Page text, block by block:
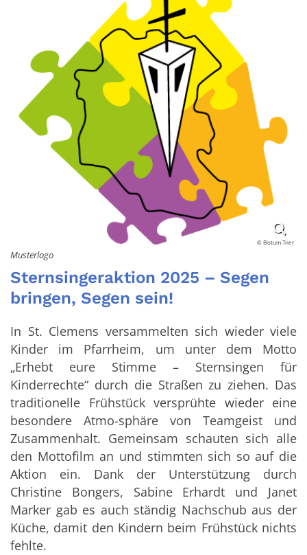
© Bistum Trier
Musterlogo
Sternsingeraktion 2025 – Segen
bringen, Segen sein!
In St. Clemens versammelten sich wieder viele
Kinder im Pfarrheim, um unter dem Motto
„Erhebt eure Stimme – Sternsingen für
Kinderrechte“ durch die Straßen zu ziehen. Das
traditionelle Frühstück versprühte wieder eine
besondere Atmo-sphäre von Teamgeist und
Zusammenhalt. Gemeinsam schauten sich alle
den Mottofilm an und stimmten sich so auf die
Aktion ein. Dank der Unterstützung durch
Christine Bongers, Sabine Erhardt und Janet
Marker gab es auch ständig Nachschub aus der
Küche, damit den Kindern beim Frühstück nichts
fehlte.